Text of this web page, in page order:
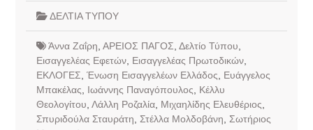
ΔΕΛΤΙΑ ΤΥΠΟΥ
Άννα Ζαΐρη ΑΡΕΙΟΣ ΠΑΓΟΣ Δελτίο Τύπου
Εισαγγελέας Εφετών, Εισαγγελέας Πρωτοδικών,
ΕΚΛΟΓΕΣ Ένωση Εισαγγελέων Ελλάδος
Ευάγγελος
Μπακέλας
Ιωάννης Παναγόπουλος
Κέλλυ
Θεολογίτου Λάλλη Ροζαλία, Μιχαηλίδης Ελευθέριος
Σπυριδούλα Σταυράτη
Στέλλα Μολδοβάνη
Σωτήριος